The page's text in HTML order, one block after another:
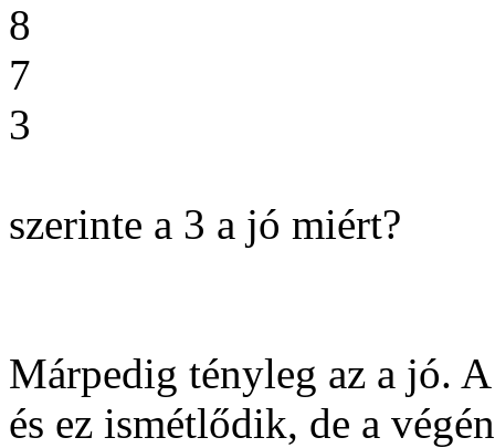
8
7
3
szerinte a 3 a jó miért?
Márpedig tényleg az a jó.
és ez ismétlődik, de a